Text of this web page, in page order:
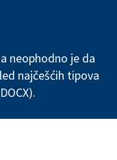
neophodno je da
najčešćih tipova